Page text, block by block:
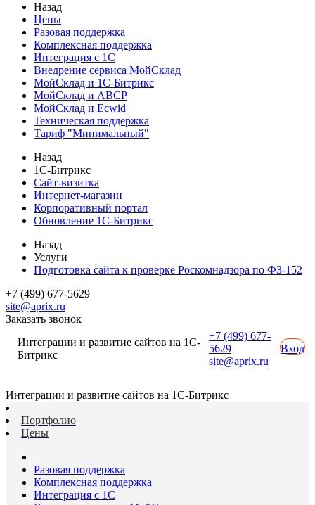
Назад
Цены
Разовая поддержка
Комплексная поддержка
Интеграция с 1С
Внедрение сервиса МойСклад
МойСклад и 1С-Битрикс
МойСклад и ABCP
МойСклад и Ecwid
Техническая поддержка
Тариф "Минимальный"
Назад
1С-Битрикс
Сайт-визитка
Интернет-магазин
Корпоративный портал
Обновление 1С-Битрикс
Назад
Услуги
Подготовка сайта к проверке Роскомнадзора по ФЗ-152
+7 (499) 677-5629
site@aprix.ru
Заказать звонок
Интеграции и развитие сайтов на 1С-
Битрикс
+7 (499) 677-
5629
site@aprix.ru
Вход
Интеграции и развитие сайтов на 1С-Битрикс
Портфолио
Цены
Разовая поддержка
Комплексная поддержка
Интеграция с 1С